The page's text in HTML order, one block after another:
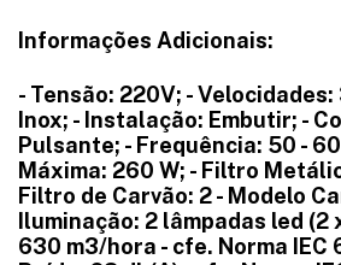
Informações Adicionais:
- Tensão: 220V; -
Inox; - Instalação: Embutir; -
Pulsante; - Frequência: 50 -
Máxima: 260 W; - Filtro
Filtro de Carvão: 2 - Modelo
Iluminação: 2 lâmpadas led (2
630 m3/hora - cfe. Norma IEC